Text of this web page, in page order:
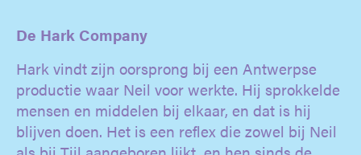
De Hark Company
Hark vindt zijn oorsprong bij een Antwerpse
productie waar Neil voor werkte. Hij sprokkelde
mensen en middelen bij elkaar, en dat is hij
blijven doen. Het is een reflex die zowel bij Neil